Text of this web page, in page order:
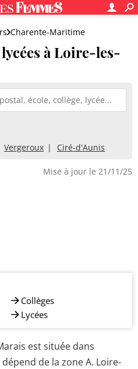
Charente-Maritime
à Loire-les-
Vergeroux Ciré-d'Aunis
Mise à jour le 21/11/25
Collèges
Lycées
est située dans
dépend de la zone A. Loire-